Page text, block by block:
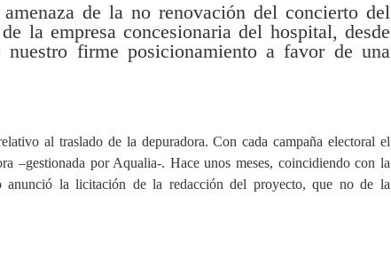
de la no renovación del concierto del
la empresa concesionaria del hospital, desde
firme posicionamiento a favor de una
al traslado de la depuradora. Con cada campaña electoral el
–gestionada por Aqualia-. Hace unos meses, coincidiendo con la
anunció la licitación de la redacción del proyecto, que no de la